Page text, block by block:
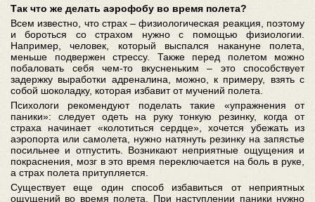
Так что же делать аэрофобу во время полета?
Всем известно, что страх – физиологическая реакция, поэтому
и бороться со страхом нужно с помощью физиологии.
Например, человек, который выспался накануне полета,
меньше подвержен стрессу. Также перед полетом можно
побаловать себя чем-то вкусненьким – это способствует
задержку выработки адреналина, можно, к примеру, взять с
собой шоколадку, которая избавит от мучений полета.
Психологи рекомендуют поделать такие «упражнения от
паники»: следует одеть на руку тонкую резинку, когда от
страха начинает «колотиться сердце», хочется убежать из
аэропорта или самолета, нужно натянуть резинку на запястье
посильнее и отпустить. Возникают неприятные ощущения и
покраснения, мозг в это время переключается на боль в руке,
а страх полета притупляется.
Существует еще один способ избавиться от неприятных
ощущений во время полета. При наступлении паники нужно